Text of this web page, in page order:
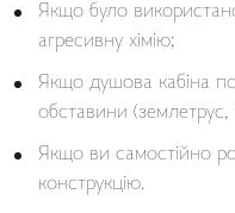
Якщо було
агресивну хімію;
Якщо душова кабіна
обставини
Якщо ви самостійно
конструкцію.